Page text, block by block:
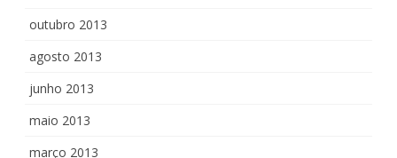
outubro 2013
agosto 2013
junho 2013
maio 2013
março 2013